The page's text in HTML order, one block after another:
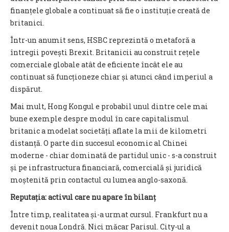
finanțele globale a continuat să fie o instituție creată de
britanici.
Într-un anumit sens, HSBC reprezintă o metaforă a
întregii povești Brexit. Britanicii au construit rețele
comerciale globale atât de eficiente încât ele au
continuat să funcționeze chiar și atunci când imperiul a
dispărut.
Mai mult, Hong Kongul e probabil unul dintre cele mai
bune exemple despre modul în care capitalismul
britanic a modelat societăți aflate la mii de kilometri
distanță. O parte din succesul economic al Chinei
moderne - chiar dominată de partidul unic - s-a construit
și pe infrastructura financiară, comercială și juridică
moștenită prin contactul cu lumea anglo-saxonă.
Reputația: activul care nu apare în bilanț
Între timp, realitatea și-a urmat cursul. Frankfurt nu a
devenit noua Londră. Nici măcar Parisul. City-ul a